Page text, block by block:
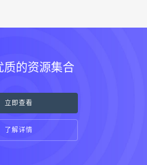
质的资源集合
立即查看
了解详情